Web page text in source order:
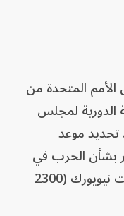
المتحدة من
الدورية لمجلس
تحديد موعد
بشأن الحرب في
غزة، في حدود الساعة 1500 بتوقيت نيويورك (2300